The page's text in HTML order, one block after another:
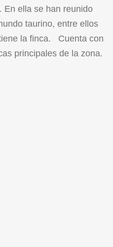
En ella se han reunido
taurino, entre ellos
la finca. Cuenta con
principales de la zona.